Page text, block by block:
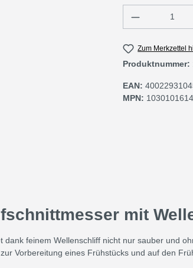
Produkt
Zum Merkzettel
Produktnummer:
EAN:
MPN: 1030101614
mit
feinem Wellenschliff nicht nur sauber und
Vorbereitung eines Frühstücks und auf den